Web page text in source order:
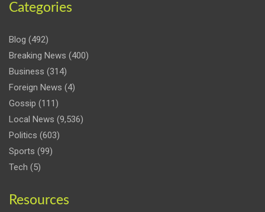
Categories
Blog (492)
Breaking News (400)
Business (314)
Foreign News (4)
Gossip (111)
Local News (9,536)
Politics (603)
Sports (99)
Tech (5)
Resources